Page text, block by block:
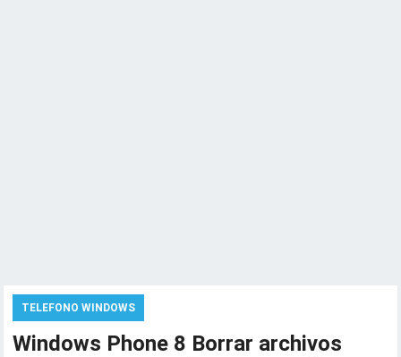
TELEFONO WINDOWS
Windows Phone 8 Borrar archivos